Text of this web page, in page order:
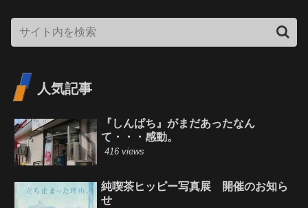
人気記事
『しんぱち』がまだあったなん
て・・・感動。
416 views
純喫茶ヒッピー写真展 開催のお知ら
せ